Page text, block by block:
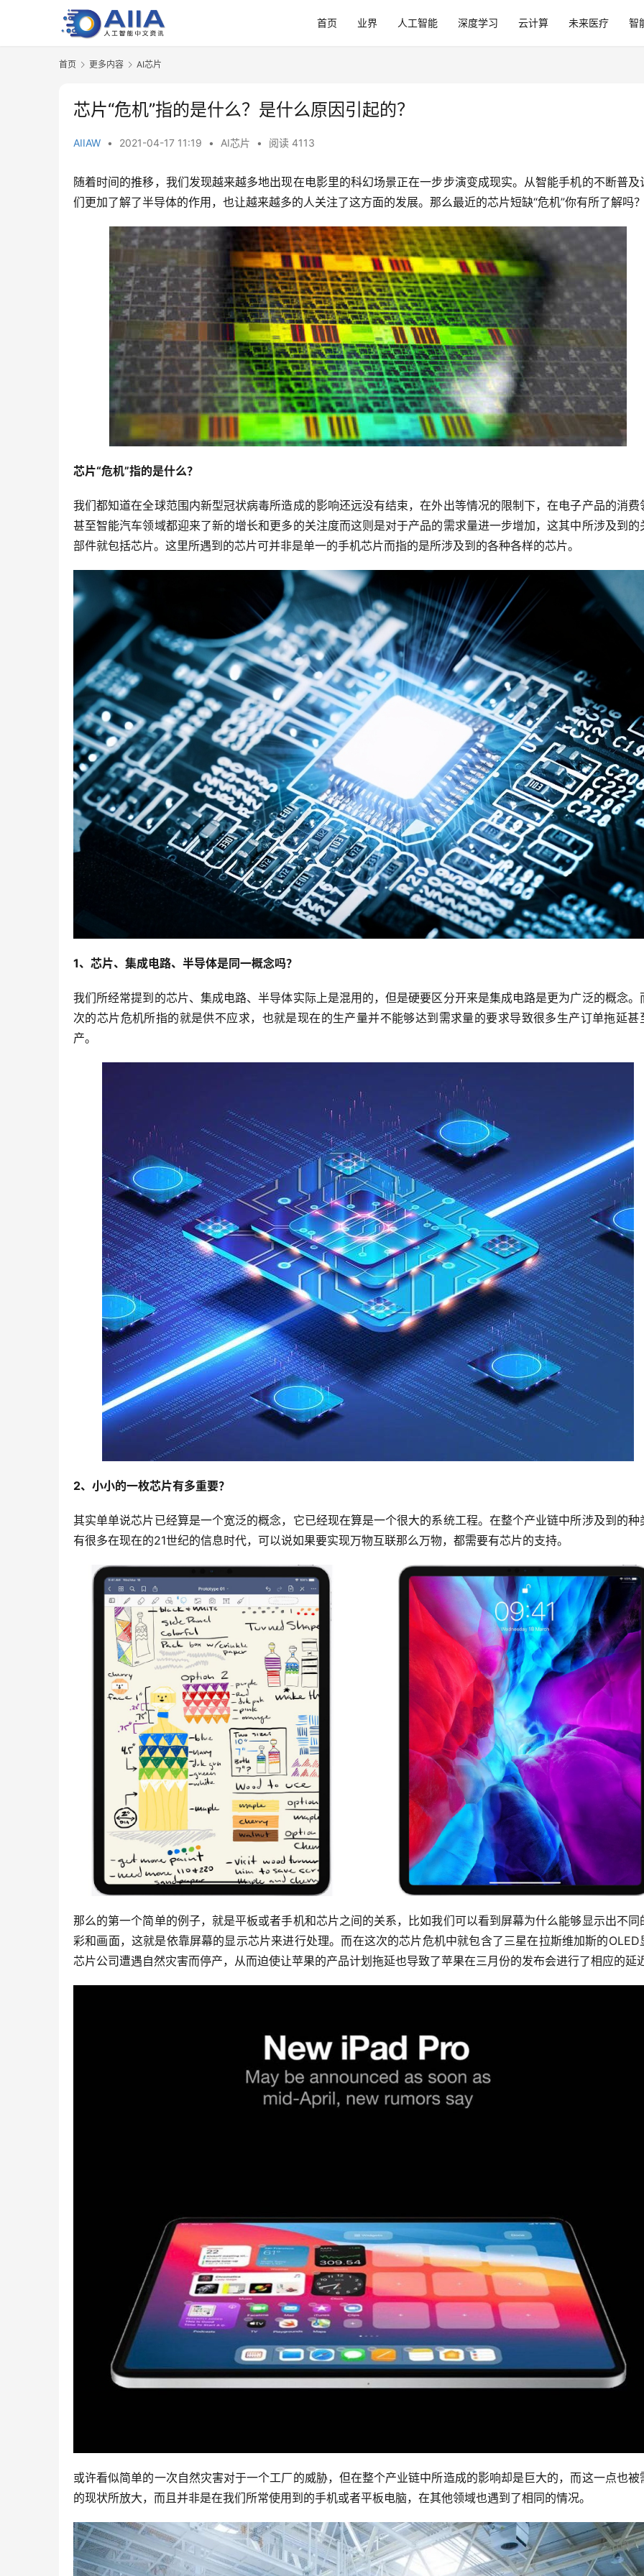
首页 业界 人工智能 深度学习 云计算 未来医疗 智
首页 更多内容 AI芯片
芯片“危机”指的是什么？是什么原因引起的？
AIIAW • 2021-04-17 11:19 • AI芯片 • 阅读 4113
随着时间的推移，我们发现越来越多地出现在电影里的科幻场景正在一步步演变成现实。从智能手机的不断普及
们更加了解了半导体的作用，也让越来越多的人关注了这方面的发展。那么最近的芯片短缺“危机”你有所了解吗
芯片“危机”指的是什么？
我们都知道在全球范围内新型冠状病毒所造成的影响还远没有结束，在外出等情况的限制下，在电子产品的消费
甚至智能汽车领域都迎来了新的增长和更多的关注度而这则是对于产品的需求量进一步增加，这其中所涉及到的
部件就包括芯片。这里所遇到的芯片可并非是单一的手机芯片而指的是所涉及到的各种各样的芯片。
1、芯片、集成电路、半导体是同一概念吗？
我们所经常提到的芯片、集成电路、半导体实际上是混用的，但是硬要区分开来是集成电路是更为广泛的概念。
次的芯片危机所指的就是供不应求，也就是现在的生产量并不能够达到需求量的要求导致很多生产订单拖延甚
产。
2、小小的一枚芯片有多重要？
其实单单说芯片已经算是一个宽泛的概念，它已经现在算是一个很大的系统工程。在整个产业链中所涉及到的种
有很多在现在的21世纪的信息时代，可以说如果要实现万物互联那么万物，都需要有芯片的支持。
那么的第一个简单的例子，就是平板或者手机和芯片之间的关系，比如我们可以看到屏幕为什么能够显示出不同
彩和画面，这就是依靠屏幕的显示芯片来进行处理。而在这次的芯片危机中就包含了三星在拉斯维加斯的OLED
芯片公司遭遇自然灾害而停产，从而迫使让苹果的产品计划拖延也导致了苹果在三月份的发布会进行了相应的延
或许看似简单的一次自然灾害对于一个工厂的威胁，但在整个产业链中所造成的影响却是巨大的，而这一点也被
的现状所放大，而且并非是在我们所常使用到的手机或者平板电脑，在其他领域也遇到了相同的情况。